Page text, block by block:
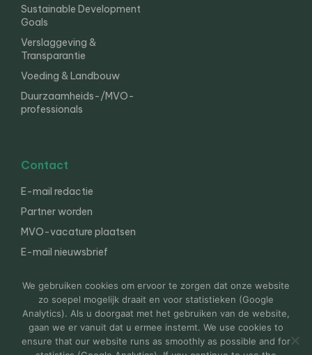
Sustainable Development
Goals
Verslaggeving &
Transparantie
Voeding & Landbouw
Duurzaamheids-/MVO-
professionals
Contact
E-mail redactie
Partner worden
MVO-vacature plaatsen
E-mail nieuwsbrief
© 2000-2026 Van der Molen EIS Colofon
Disclaimer
Privacy
We gebruiken cookies om ervoor te zorgen dat onze website
zo soepel mogelijk draait en voor statistieken (Google
Analytics). Als u doorgaat met het gebruiken van de website,
gaan we er vanuit dat u ermee instemt. We use cookies to
ensure that our website runs as smoothly as possible and for